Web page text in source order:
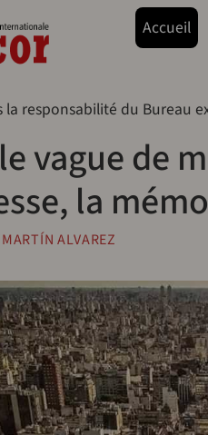
Navegação
Accueil
la responsabilité du Bureau
vague de
la
MARTÍN ALVAREZ